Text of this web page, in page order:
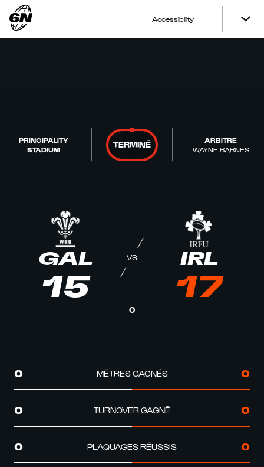
Accessibility
PRINCIPALITY
STADIUM
TERMINÉ
ARBITRE
WAYNE BARNES
GAL
15
VS IRL
17
0
0 MÈTRES GAGNÉS 0
0 TURNOVER GAGNÉ 0
0 PLAQUAGES RÉUSSIS 0